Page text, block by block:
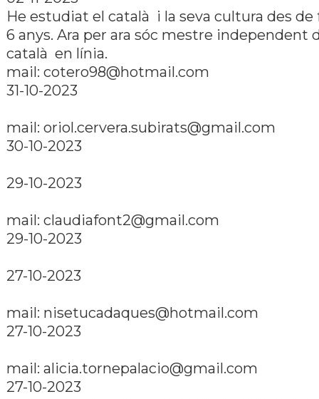
He estudiat el català i la seva cultura des de
6 anys. Ara per ara sóc mestre independent
català en lí­nia.
mail: cotero98@hotmail.com
31-10-2023
mail: oriol.cervera.subirats@gmail.com
30-10-2023
29-10-2023
mail: claudiafont2@gmail.com
29-10-2023
27-10-2023
mail: nisetucadaques@hotmail.com
27-10-2023
mail: alicia.tornepalacio@gmail.com
27-10-2023